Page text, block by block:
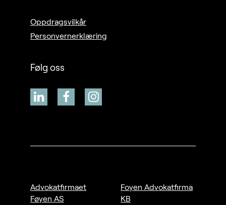
Oppdragsvilkår
Personvernerklæring
Følg oss
Advokatfirmaet
Føyen AS
Foyen Advokatfirma
KB